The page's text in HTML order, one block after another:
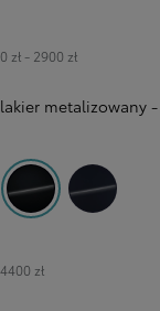
0 zł - 2900 zł
lakier metalizowany -
218 Attitude Black
4400 zł